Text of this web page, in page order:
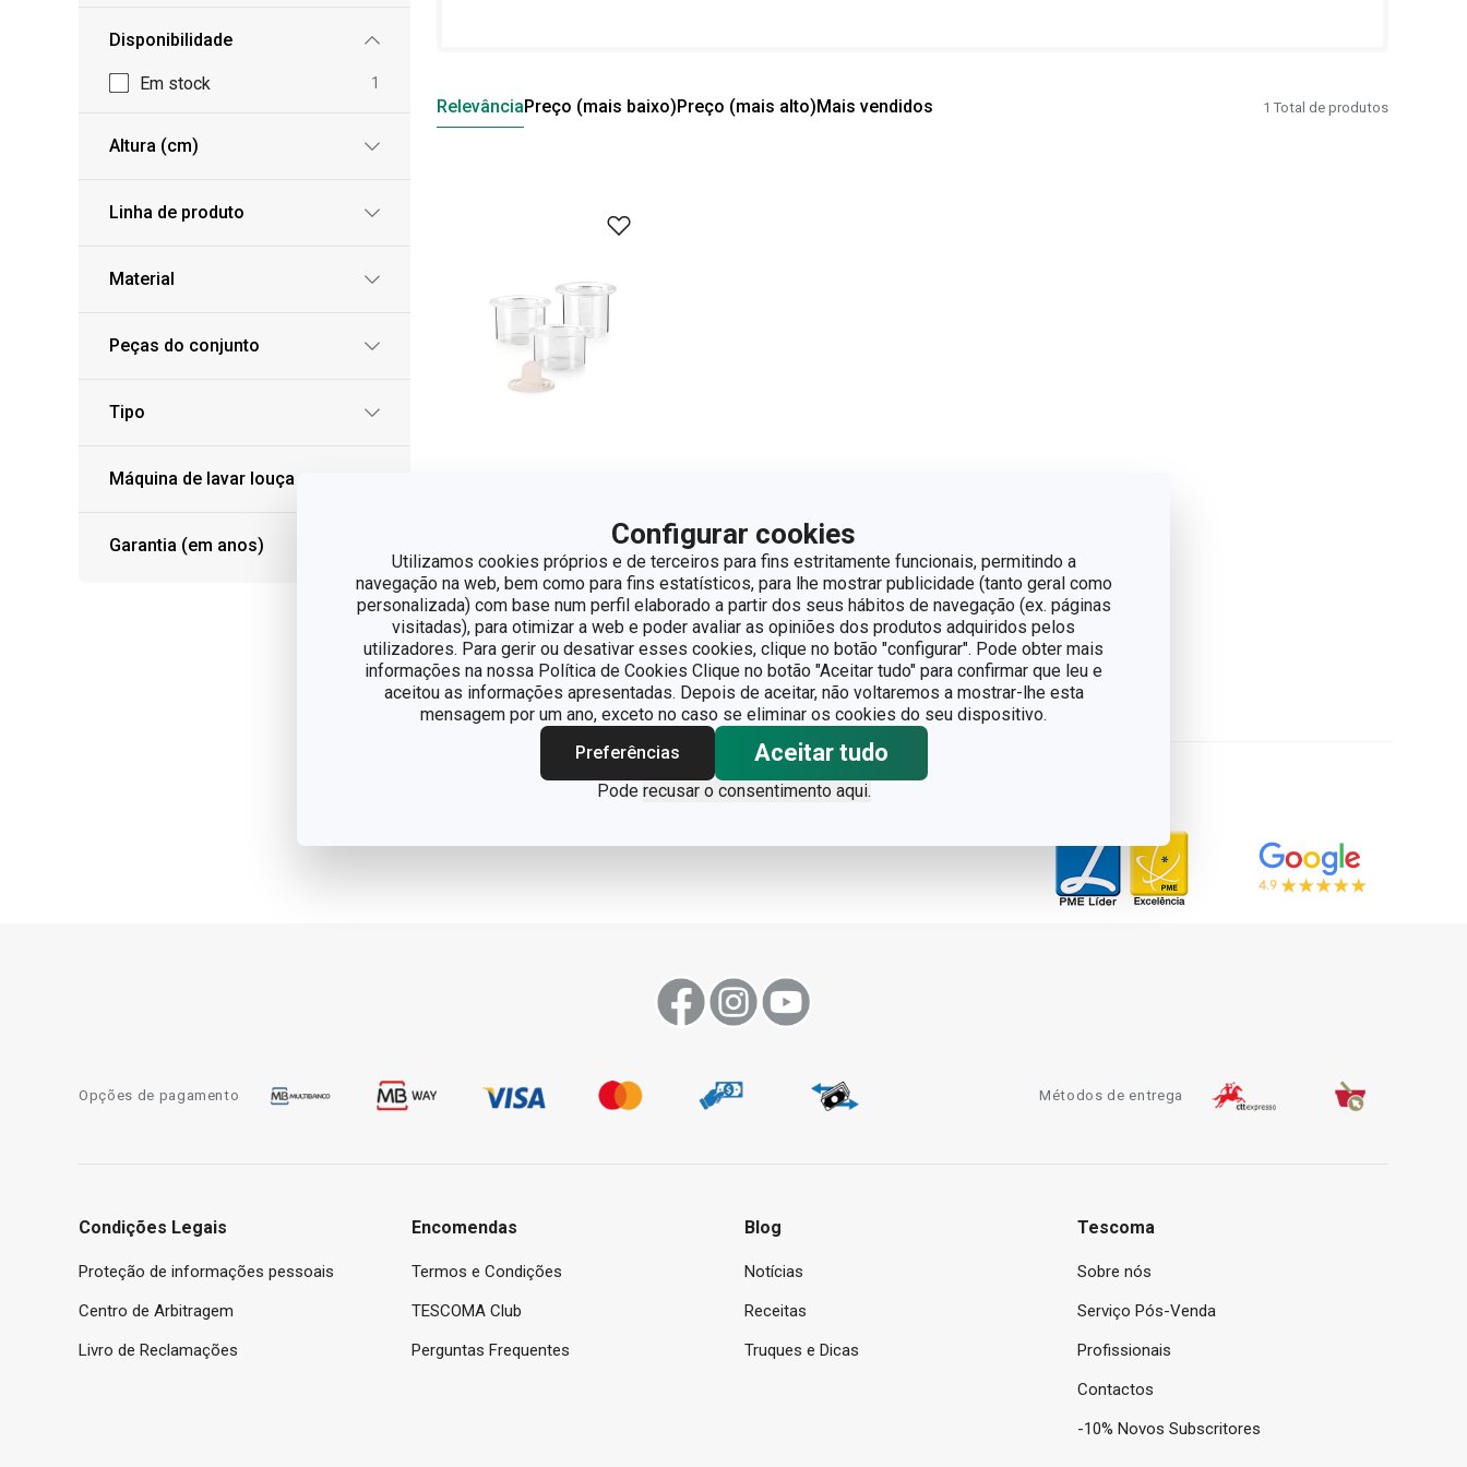
Configurar cookies
Utilizamos cookies próprios e de terceiros para fins estritamente funcionais, permitindo a
navegação na web, bem como para fins estatísticos, para lhe mostrar publicidade (tanto geral como
personalizada) com base num perfil elaborado a partir dos seus hábitos de navegação (ex. páginas
visitadas), para otimizar a web e poder avaliar as opiniões dos produtos adquiridos pelos
utilizadores. Para gerir ou desativar esses cookies, clique no botão "configurar". Pode obter mais
informações na nossa Política de Cookies Clique no botão "Aceitar tudo" para confirmar que leu e
aceitou as informações apresentadas. Depois de aceitar, não voltaremos a mostrar-lhe esta
mensagem por um ano, exceto no caso se eliminar os cookies do seu dispositivo.
Preferências
Aceitar tudo
Pode recusar o consentimento aqui.
Disponibilidade
Em stock 1
Altura (cm)
Linha de produto
Material
Peças do conjunto
Tipo
Máquina de lavar louça
Garantia (em anos)
RelevânciaPreço (mais baixo)Preço (mais alto)Mais vendidos 1Total de produtos
Formas p/ empratar
PRESTO FoodStyle,
círculos, 3 pcs
€ 12,90
Disponível na loja online
COMPRAR
Opções de pagamento Métodos de entrega
Condições Legais
Proteção de informações pessoais
Centro de Arbitragem
Livro de Reclamações
Encomendas
Termos e Condições
TESCOMA Club
Perguntas Frequentes
Blog
Notícias
Receitas
Truques e Dicas
Tescoma
Sobre nós
Serviço Pós-Venda
Profissionais
Contactos
-10% Novos Subscritores